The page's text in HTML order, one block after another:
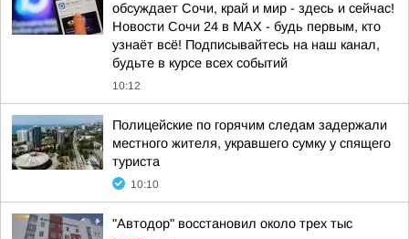
обсуждает Сочи, край и мир - здесь и сейчас!
Новости Сочи 24 в MAX - будь первым, кто
узнаёт всё! Подписывайтесь на наш канал,
будьте в курсе всех событий
10:12
Полицейские по горячим следам задержали
местного жителя, укравшего сумку у спящего
туриста
10:10
"Автодор" восстановил около трех тыс